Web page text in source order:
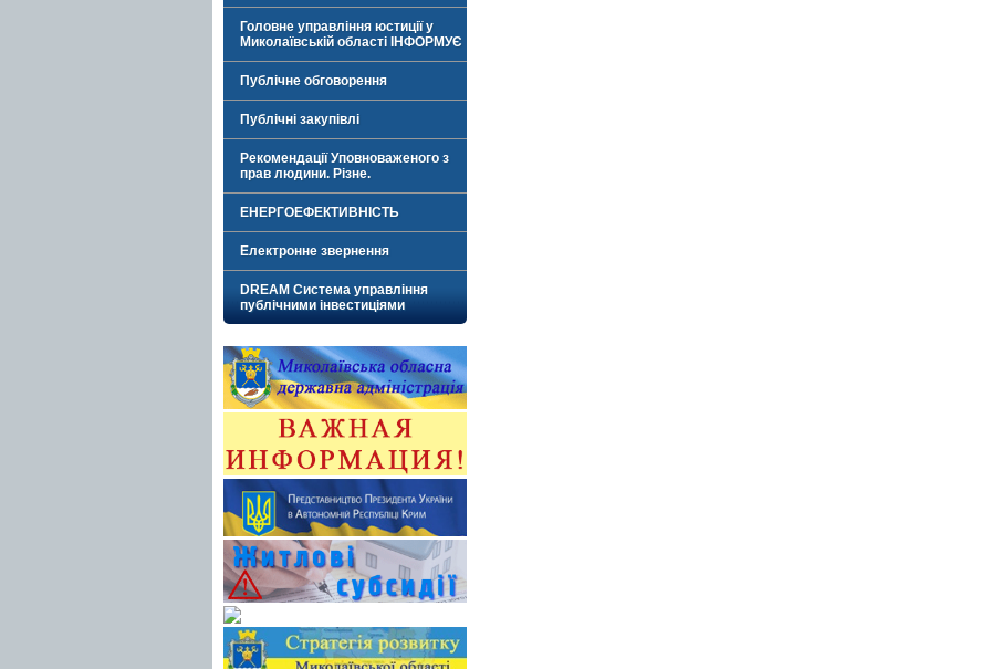
Головне управління юстиції у
Миколаївській області ІНФОРМУЄ
Публічне обговорення
Публічні закупівлі
Рекомендації Уповноваженого з
прав людини. Різне.
ЕНЕРГОЕФЕКТИВНІСТЬ
Електронне звернення
DREAM Система управління
публічними інвестиціями